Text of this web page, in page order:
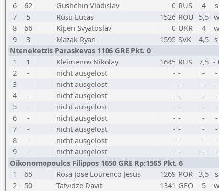
6
62 Gushchin Vladislav 0 RUS 4
7
5 Rusu Lucas 1526 ROU 5,5
8
66 Kipen Svyatoslav 0 UKR 4
9
3 Mazak Ryan 1595 SVK 4,5
Nteneketzis Paraskevas 1106 GRE Pkt. 0
1
1 Kleimenov Nikolay 1645 RUS 7,5 -
2
- nicht ausgelost - - -
-
3
- nicht ausgelost - - -
-
4
- nicht ausgelost - - -
-
5
- nicht ausgelost - - -
-
6
- nicht ausgelost - - -
-
7
- nicht ausgelost - - -
-
8
- nicht ausgelost - - -
-
9
- nicht ausgelost - - -
-
Oikonomopoulos Filippos 1650 GRE Rp:1565 Pkt. 6
1
65 Rosa Jose Lourenco Jesus 1269 POR 3,5
2
50 Tatvidze Davit 1341 GEO 5